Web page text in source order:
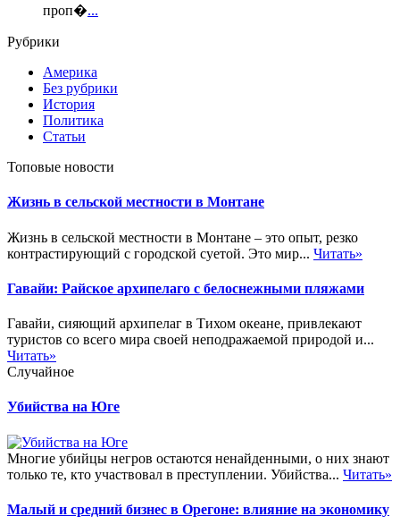
проп�...
Рубрики
Америка
Без рубрики
История
Политика
Статьи
Топовые новости
Жизнь в сельской местности в Монтане
Жизнь в сельской местности в Монтане – это опыт, резко
контрастирующий с городской суетой. Это мир... Читать»
Гавайи: Райское архипелаго с белоснежными пляжами
Гавайи, сияющий архипелаг в Тихом океане, привлекают
туристов со всего мира своей неподражаемой природой и...
Читать»
Случайное
Убийства на Юге
Многие убийцы негров остаются ненайденными, о них знают
только те, кто участвовал в преступлении. Убийства... Читать»
Малый и средний бизнес в Орегоне: влияние на экономику